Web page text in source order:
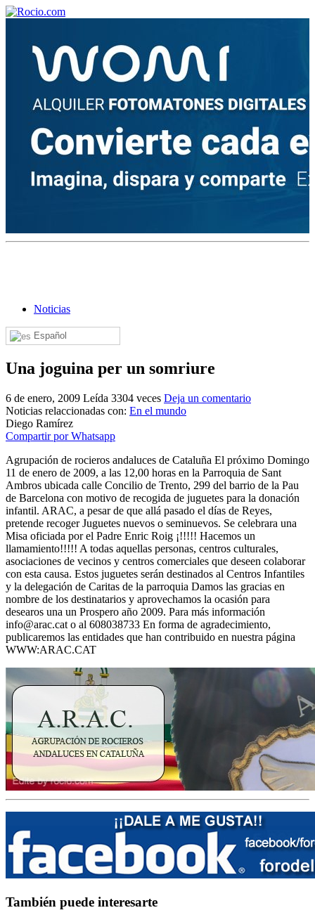
Noticias
Español
Una joguina per un somriure
6 de enero, 2009 Leída 3304 veces Deja un comentario
Noticias relaccionadas con: En el mundo
Diego Ramírez
Compartir por Whatsapp
Agrupación de rocieros andaluces de Cataluña El próximo Domingo
11 de enero de 2009, a las 12,00 horas en la Parroquia de Sant
Ambros ubicada calle Concilio de Trento, 299 del barrio de la Pau
de Barcelona con motivo de recogida de juguetes para la donación
infantil. ARAC, a pesar de que allá pasado el días de Reyes,
pretende recoger Juguetes nuevos o seminuevos. Se celebrara una
Misa oficiada por el Padre Enric Roig ¡!!!!! Hacemos un
llamamiento!!!!! A todas aquellas personas, centros culturales,
asociaciones de vecinos y centros comerciales que deseen colaborar
con esta causa. Estos juguetes serán destinados al Centros Infantiles
y la delegación de Caritas de la parroquia Damos las gracias en
nombre de los destinatarios y aprovechamos la ocasión para
desearos una un Prospero año 2009. Para más información
info@arac.cat o al 608038733 En forma de agradecimiento,
publicaremos las entidades que han contribuido en nuestra página
WWW:ARAC.CAT
También puede interesarte
¡Bienvenido! Soy el asistente virtual de rocio.com.
¿En qué puedo ayudarte?
¿Cuándo se construyó la primera ermita?
El traslado cada siete años
Rocío?
En el Rocío, ¿dónde me alojo?